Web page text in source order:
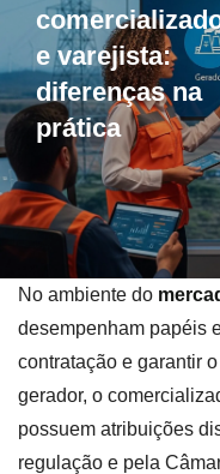
e varejista:
diferenças na
prática
No ambiente do
desempenham papéis
contratação e garantir
gerador, o
possuem atribuições
regulação e pela